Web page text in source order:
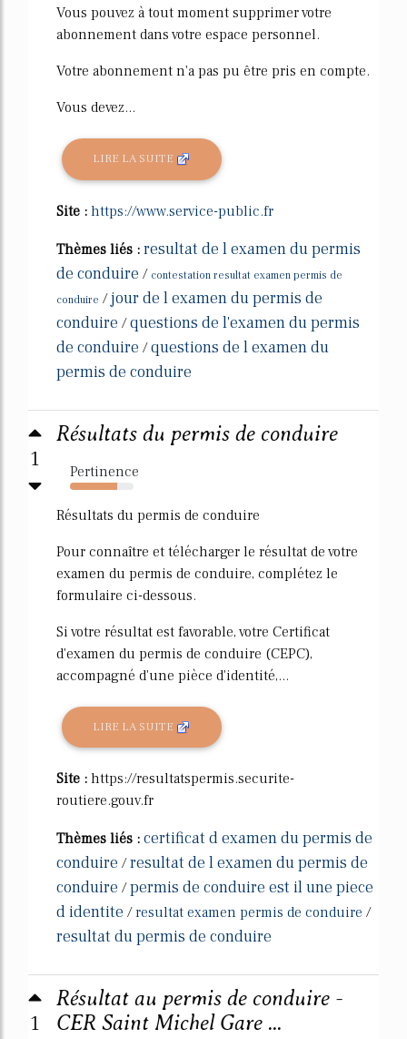
Vous pouvez à tout moment supprimer votre
abonnement dans votre espace personnel.
Votre abonnement n'a pas pu être pris en compte.
Vous devez...
LIRE LA SUITE
Site : https://www.service-public.fr
Thèmes liés : resultat de l examen du permis
de conduire / contestation resultat examen permis de
conduire /jour de l examen du permis de
conduire /questions de l'examen du permis
de conduire /questions de l examen du
permis de conduire
1
Résultats du permis de conduire
Pertinence
74%
Résultats du permis de conduire
Pour connaître et télécharger le résultat de votre
examen du permis de conduire, complétez le
formulaire ci-dessous.
Si votre résultat est favorable, votre Certificat
d'examen du permis de conduire (CEPC),
accompagné d'une pièce d'identité,...
LIRE LA SUITE
Site : https://resultatspermis.securite-
routiere.gouv.fr
Thèmes liés : certificat d examen du permis de
conduire /resultat de l examen du permis de
conduire /permis de conduire est il une piece
d identite /resultat examen permis de conduire /
resultat du permis de conduire
1
Résultat au permis de conduire -
CER Saint Michel Gare ...